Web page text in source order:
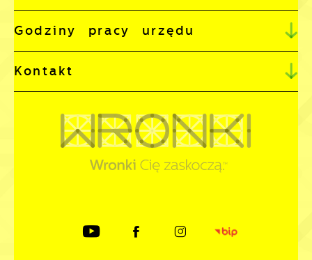
Godziny pracy urzędu
Kontakt